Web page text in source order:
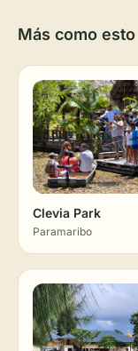
Más como esto
Clevia Park
Paramaribo